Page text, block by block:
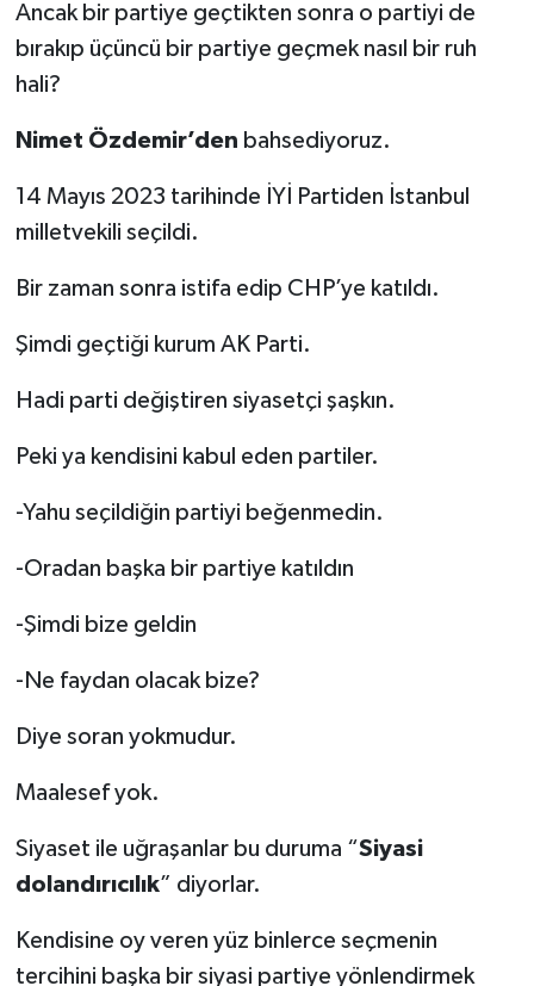
Ancak bir partiye geçtikten sonra o partiyi de
bırakıp üçüncü bir partiye geçmek nasıl bir ruh
hali?
Nimet Özdemir’den bahsediyoruz.
14 Mayıs 2023 tarihinde İYİ Partiden İstanbul
milletvekili seçildi.
Bir zaman sonra istifa edip CHP’ye katıldı.
Şimdi geçtiği kurum AK Parti.
Hadi parti değiştiren siyasetçi şaşkın.
Peki ya kendisini kabul eden partiler.
-Yahu seçildiğin partiyi beğenmedin.
-Oradan başka bir partiye katıldın
-Şimdi bize geldin
-Ne faydan olacak bize?
Diye soran yokmudur.
Maalesef yok.
Siyaset ile uğraşanlar bu duruma “Siyasi
dolandırıcılık” diyorlar.
Kendisine oy veren yüz binlerce seçmenin
tercihini başka bir siyasi partiye yönlendirmek